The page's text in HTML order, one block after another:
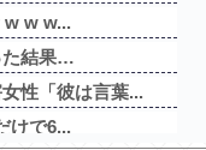
w w w...
た結果…
性「彼は言葉...
けで6...